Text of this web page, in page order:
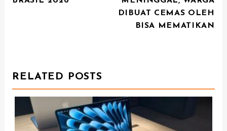
A
T
I
DIBUAT CEMAS OLEH
BISA MEMATIKAN
RELATED POSTS